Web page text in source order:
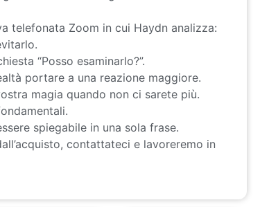
telefonata Zoom in cui Haydn analizza:
“Posso esaminarlo?”.
portare a una reazione maggiore.
magia quando non ci sarete più.
spiegabile in una sola frase.
contattateci e lavoreremo in